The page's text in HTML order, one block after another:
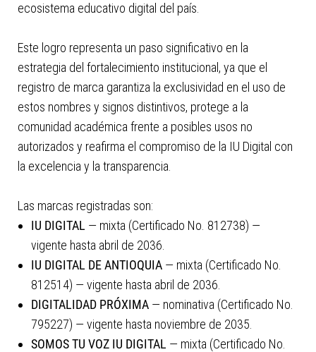
ecosistema educativo digital del país.
Este logro representa un paso significativo en la
estrategia del fortalecimiento institucional, ya que el
registro de marca garantiza la exclusividad en el uso de
estos nombres y signos distintivos, protege a la
comunidad académica frente a posibles usos no
autorizados y reafirma el compromiso de la IU Digital con
la excelencia y la transparencia.
Las marcas registradas son:
IU DIGITAL — mixta (Certificado No. 812738) —
vigente hasta abril de 2036.
IU DIGITAL DE ANTIOQUIA — mixta (Certificado No.
812514) — vigente hasta abril de 2036.
DIGITALIDAD PRÓXIMA — nominativa (Certificado No.
795227) — vigente hasta noviembre de 2035.
SOMOS TU VOZ IU DIGITAL — mixta (Certificado No.